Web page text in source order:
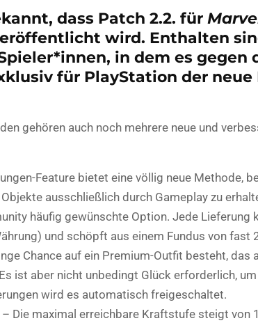
dass Patch 2.2. für
wird. Enthalten
in dem es gegen
für PlayStation der neue
gehören auch noch mehrere neue und
Feature bietet eine völlig neue Methode,
ausschließlich durch Gameplay zu
häufig gewünschte Option. Jede Lieferung
und schöpft aus einem Fundus von fast
Chance auf ein Premium-Outfit besteht, das
ist aber nicht unbedingt Glück erforderlich,
wird es automatisch freigeschaltet.
– Die maximal erreichbare Kraftstufe steigt von